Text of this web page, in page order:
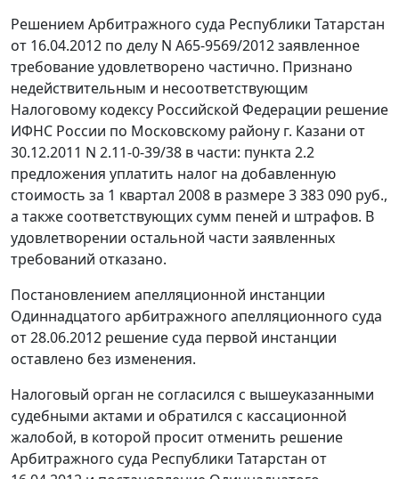
Решением Арбитражного суда Республики Татарстан
от 16.04.2012 по делу N А65-9569/2012 заявленное
требование удовлетворено частично. Признано
недействительным и несоответствующим
Налоговому кодексу Российской Федерации решение
ИФНС России по Московскому району г. Казани от
30.12.2011 N 2.11-0-39/38 в части: пункта 2.2
предложения уплатить налог на добавленную
стоимость за 1 квартал 2008 в размере 3 383 090 руб.,
а также соответствующих сумм пеней и штрафов. В
удовлетворении остальной части заявленных
требований отказано.
Постановлением апелляционной инстанции
Одиннадцатого арбитражного апелляционного суда
от 28.06.2012 решение суда первой инстанции
оставлено без изменения.
Налоговый орган не согласился с вышеуказанными
судебными актами и обратился с кассационной
жалобой, в которой просит отменить решение
Арбитражного суда Республики Татарстан от